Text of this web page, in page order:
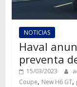
NOTICIAS
Haval
preventa
15/03/2023
Coupe, New H6 GT,